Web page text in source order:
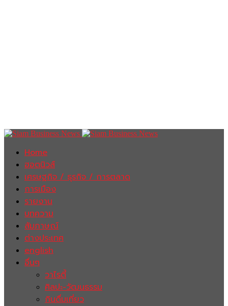
Home
ฮอตนิวส์
เศรษฐกิจ / ธุรกิจ / การตลาด
การเมือง
รายงาน
บทความ
สัมภาษณ์
ต่างประเทศ
english
อื่นๆ
วาไรตี้
ศิลปะ-วัฒนธรรม
กินดื่มเที่ยว